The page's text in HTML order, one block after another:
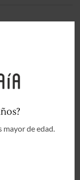
mayor de edad.
publicada.
con